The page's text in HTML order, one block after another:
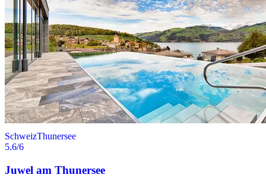
SchweizThunersee
5.6/6
Juwel am Thunersee